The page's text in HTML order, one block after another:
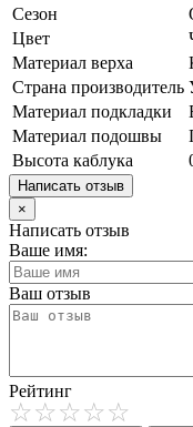
Сезон
Цвет
Материал верха
Страна производитель
Материал подкладки
Материал подошвы
Высота каблука
Написать отзыв
×
Написать отзыв
Ваше имя:
Ваш отзыв
Рейтинг